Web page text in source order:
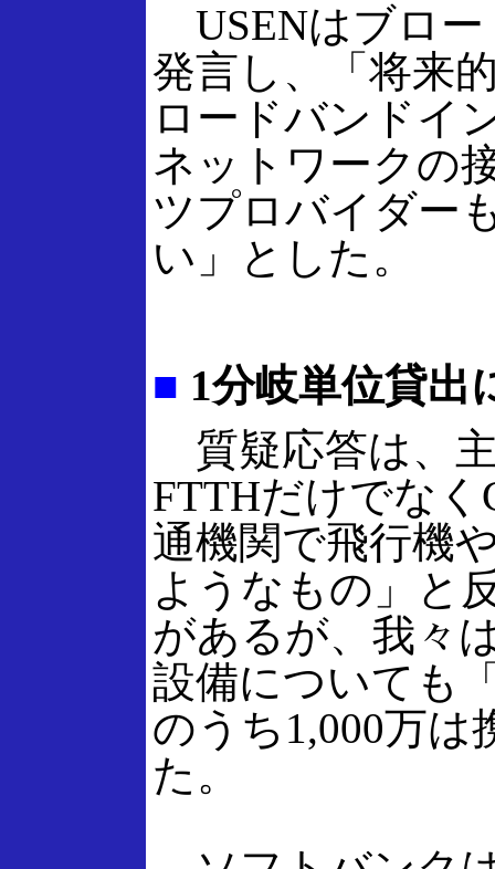
USENはブロー
発言し、「将来
ロードバンドイ
ネットワークの
ツプロバイダー
い」とした。
■ 1分岐単位貸出
質疑応答は、
FTTHだけでな
通機関で飛行機
ようなもの」と
があるが、我々
設備についても
のうち1,000万は
た。